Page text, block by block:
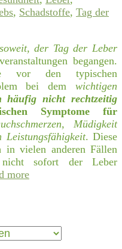
, Schadstoffe, Tag der
der Tag der Leber
begangen.
vor den typischen
bei dem wichtigen
häufig nicht rechtzeitig
Symptome für
Müdigkeit
. Diese
in vielen anderen Fällen
sofort der Leber
more